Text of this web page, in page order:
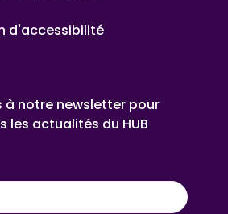
d'accessibilité
à notre newsletter pour
les actualités du HUB